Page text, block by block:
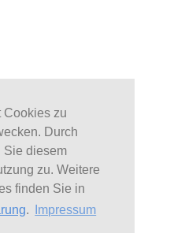
Cookies zu
Durch
Sie diesem
zu. Weitere
finden Sie in
. Impressum